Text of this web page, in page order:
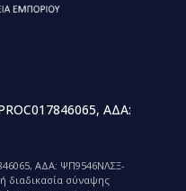
ΑΔΑ:
ΑΔΑ: ΨΠ9546ΝΛΣΞ-
διαδικασία σύναψης